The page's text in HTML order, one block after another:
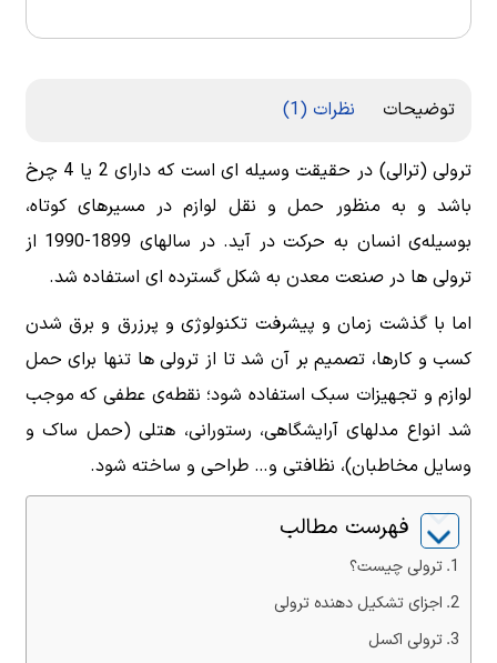
توضیحات نظرات (1)
ترولی (ترالی) در حقیقت وسیله ای است که دارای 2 یا 4 چرخ
باشد و به منظور حمل و نقل لوازم در مسیرهای کوتاه،
بوسیله‌ی انسان به حرکت در آید. در سالهای 1899-1990 از
ترولی ها در صنعت معدن به شکل گسترده ای استفاده شد.
اما با گذشت زمان و پیشرفت تکنولوژی و پرزرق و برق شدن
کسب و کارها، تصمیم بر آن شد تا از ترولی ها تنها برای حمل
لوازم و تجهیزات سبک استفاده شود؛ نقطه‌ی عطفی که موجب
شد انواع مدلهای آرایشگاهی، رستورانی، هتلی (حمل ساک و
وسایل مخاطبان)، نظافتی و… طراحی و ساخته شود.
فهرست مطالب
ترولی چیست؟
اجزای تشکیل دهنده ترولی
ترولی اکسل